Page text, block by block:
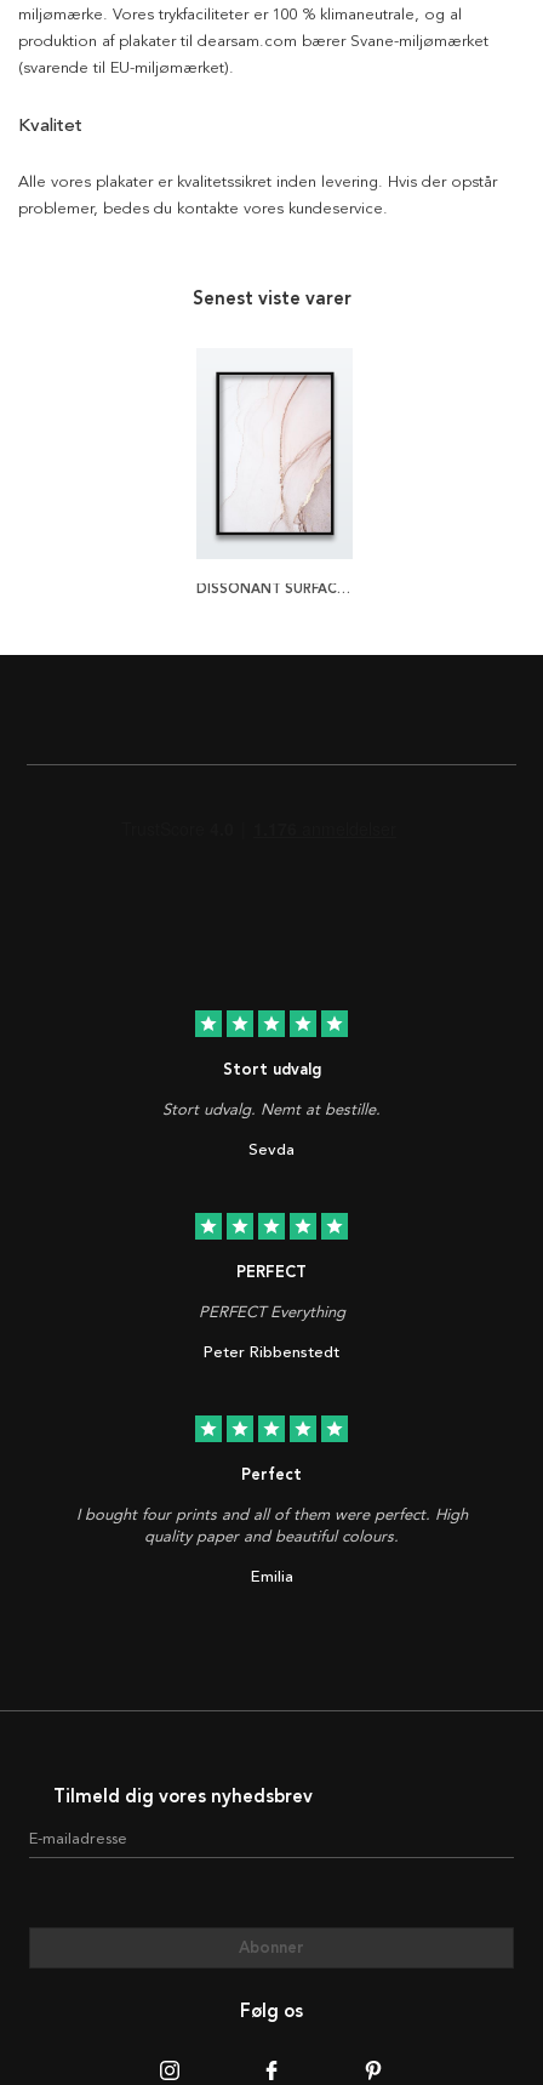
miljømærke. Vores trykfaciliteter er 100 % klimaneutrale, og al
produktion af plakater til dearsam.com bærer Svane-miljømærket
(svarende til EU-miljømærket).
Kvalitet
Alle vores plakater er kvalitetssikret inden levering. Hvis der opstår
problemer, bedes du kontakte vores kundeservice.
Senest viste varer
DISSONANT SURFACE 2 PLAKAT
star star star star star
Stort udvalg
Stort udvalg. Nemt at bestille.
Sevda
star star star star star
PERFECT
PERFECT Everything
Peter Ribbenstedt
star star star star star
Perfect
I bought four prints and all of them were perfect. High
quality paper and beautiful colours.
Emilia
Tilmeld dig vores nyhedsbrev
E-mailadresse
Abonner
Følg os